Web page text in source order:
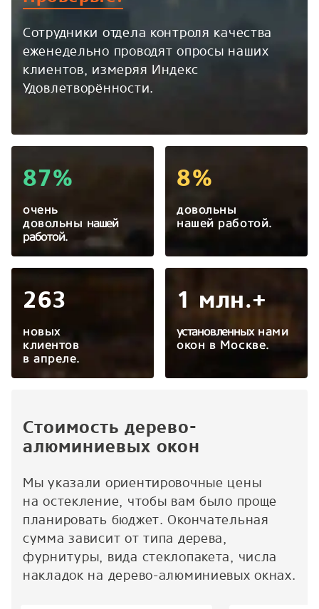
Сотрудники отдела контроля качества
еженедельно проводят опросы наших
клиентов, измеряя Индекс
Удовлетворённости.
1 млн.+
установленныхнами
окон в Москве.
263
новых
клиентов
в апреле.
87%
очень
довольны нашей
работой.
8%
довольны
нашей работой.
Стоимость дерево-
алюминиевых окон
Мы указали ориентировочные цены
на остекление, чтобы вам было проще
планировать бюджет. Окончательная
сумма зависит от типа дерева,
фурнитуры, вида стеклопакета, числа
накладок на дерево-алюминиевых окнах.